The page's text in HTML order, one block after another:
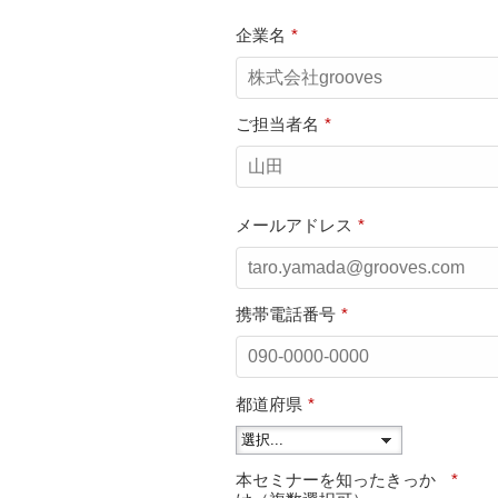
*
企業名
*
ご担当者名
*
メールアドレス
*
携帯電話番号
*
都道府県
*
本セミナーを知ったきっか